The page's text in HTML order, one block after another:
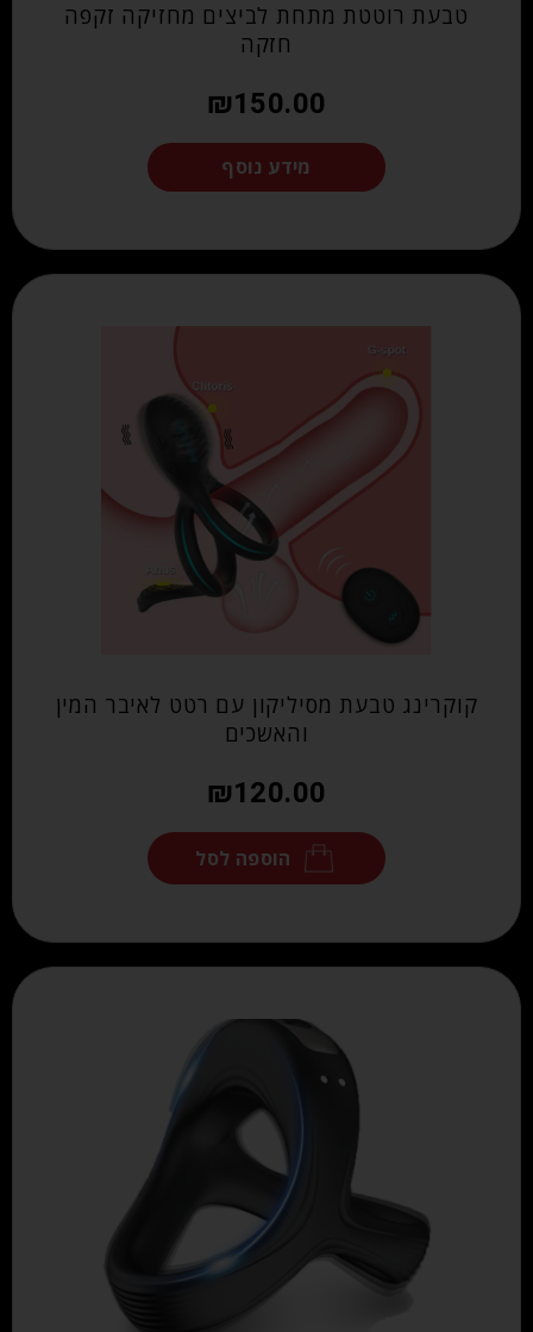
טבעת רוטטת מתחת לביצים מחזיקה זקפה
חזקה
₪150.00
מידע נוסף
קוקרינג טבעת מסיליקון עם רטט לאיבר המין
והאשכים
₪120.00
הוספה לסל